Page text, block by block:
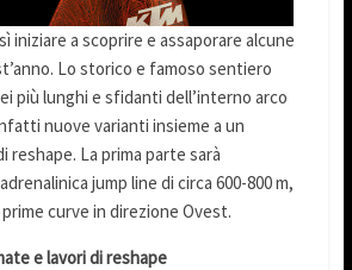
iniziare a scoprire e assaporare alcune
Lo storico e famoso sentiero
più lunghi e sfidanti dell’interno arco
nuove varianti insieme a un
reshape. La prima parte sarà
jump line di circa 600-800 m,
curve in direzione Ovest.
e lavori di reshape